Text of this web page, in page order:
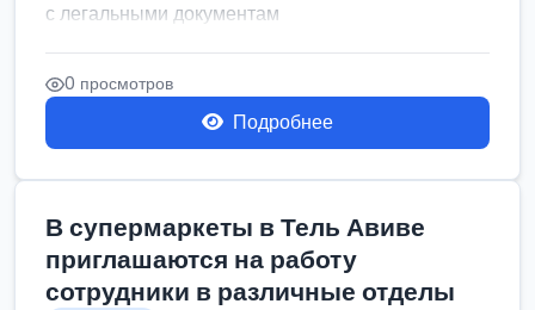
с легальными документам
0 просмотров
Подробнее
В супермаркеты в Тель Авиве
приглашаются на работу
сотрудники в различные отделы